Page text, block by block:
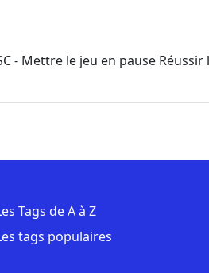
- Mettre le jeu en pause Réussir
Tags de A à Z
tags populaires